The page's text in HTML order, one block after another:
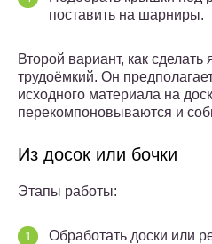
поставить на шарниры.
Второй вариант, как
трудоёмкий. Он
исходного материала на
перекомпоновываются и
Из досок или бочки
Этапы работы:
Обработать доски или